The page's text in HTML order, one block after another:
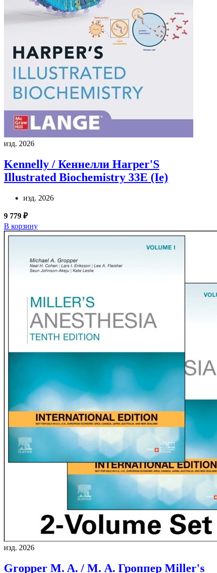
изд. 2026
Kennelly / Кеннелли Harper'S
Illustrated Biochemistry 33E (Ie)
изд. 2026
9 779 ₽
В корзину
изд. 2026
Gropper M. A. / М. А. Гроппер Miller's